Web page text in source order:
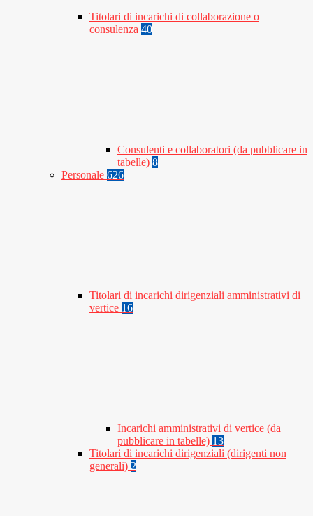
Titolari di incarichi di collaborazione o
consulenza 40
Consulenti e collaboratori (da pubblicare in
tabelle) 8
Personale 626
Titolari di incarichi dirigenziali amministrativi di
vertice 16
Incarichi amministrativi di vertice (da
pubblicare in tabelle) 13
Titolari di incarichi dirigenziali (dirigenti non
generali) 2